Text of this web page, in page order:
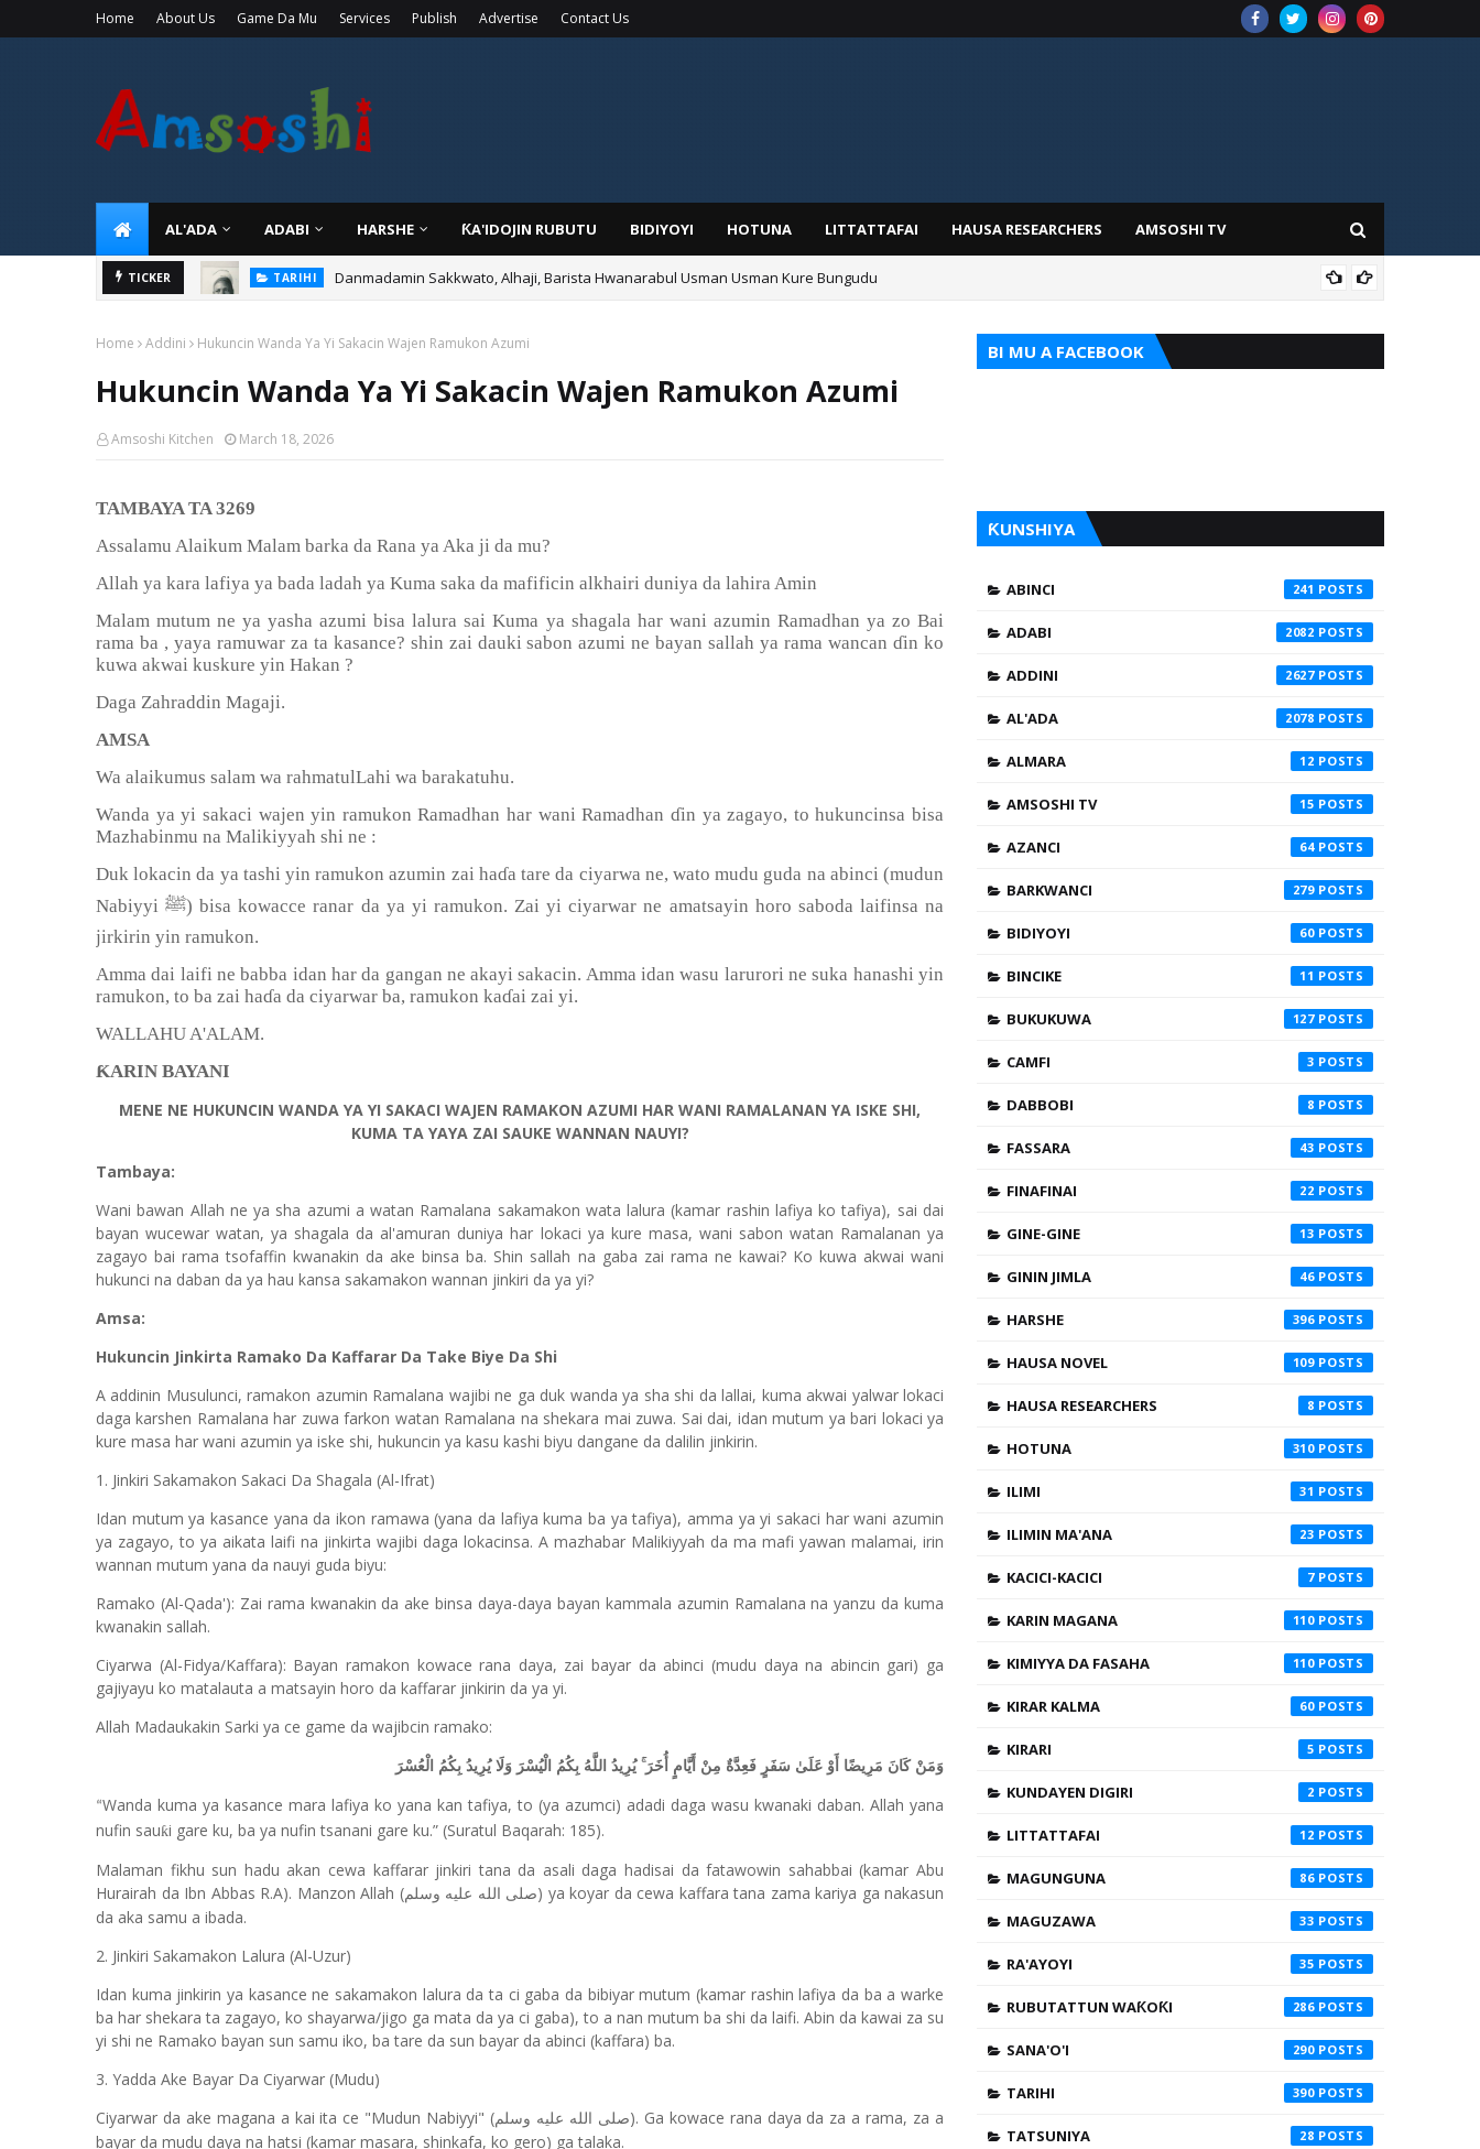
Home About Us Game Da Mu Services Publish Advertise Contact Us
AL'ADA ADABI HARSHE ƘA'IDOJIN RUBUTU BIDIYOYI HOTUNA LITTATTAFAI HAUSA RESEARCHERS AMSOSHI TV
TICKER TARIHI Danmadamin Sakkwato, Alhaji, Barista Hwanarabul Usman Usman Kure Bungudu
Home Addini Hukuncin Wanda Ya Yi Sakacin Wajen Ramukon Azumi
Hukuncin Wanda Ya Yi Sakacin Wajen Ramukon Azumi
Amsoshi Kitchen March 18, 2026
TAMBAYA TA 3269
Assalamu Alaikum Malam barka da Rana ya Aka ji da mu?
Allah ya kara lafiya ya bada ladah ya Kuma saka da mafificin alkhairi duniya da lahira Amin
Malam mutum ne ya yasha azumi bisa lalura sai Kuma ya shagala har wani azumin Ramadhan ya zo Bai
rama ba , yaya ramuwar za ta kasance? shin zai dauki sabon azumi ne bayan sallah ya rama wancanɗin ko
kuwa akwai kuskure yin Hakan ?
Daga Zahraddin Magaji.
AMSA
Wa alaikumus salam wa rahmatulLahi wa barakatuhu.
Wanda ya yi sakaci wajen yin ramukon Ramadhan har wani Ramadhan ɗin ya zagayo, to hukuncinsa bisa
Mazhabinmu na Malikiyyah shi ne :
Duk lokacin da ya tashi yin ramukon azumin zai haɗa tare da ciyarwa ne, wato mudu guda na abinci (mudun
Nabiyyiﷺ) bisa kowacce ranar da ya yi ramukon. Zai yi ciyarwar ne amatsayin horo saboda laifinsa na
jirkirin yin ramukon.
Amma dai laifi ne babba idan har da gangan ne akayi sakacin. Amma idan wasu larurori ne suka hanashi yin
ramukon, to ba zai haɗa da ciyarwar ba, ramukon kaɗai zai yi.
WALLAHU A'ALAM.
ƘARIN BAYANI
MENE NE HUKUNCIN WANDA YA YI SAKACI WAJEN RAMAKON AZUMI HAR WANI RAMALANAN YA ISKE SHI,
KUMA TA YAYA ZAI SAUKE WANNAN NAUYI?
Tambaya:
Wani bawan Allah ne ya sha azumi a watan Ramalana sakamakon wata lalura (kamar rashin lafiya ko tafiya), sai dai
bayan wucewar watan, ya shagala da al'amuran duniya har lokaci ya kure masa, wani sabon watan Ramalanan ya
zagayo bai rama tsofaffin kwanakin da ake binsa ba. Shin sallah na gaba zai rama ne kawai? Ko kuwa akwai wani
hukunci na daban da ya hau kansa sakamakon wannan jinkiri da ya yi?
Amsa:
Hukuncin Jinkirta Ramako Da Kaffarar Da Take Biye Da Shi
A addinin Musulunci, ramakon azumin Ramalana wajibi ne ga duk wanda ya sha shi da lallai, kuma akwai yalwar lokaci
daga karshen Ramalana har zuwa farkon watan Ramalana na shekara mai zuwa. Sai dai, idan mutum ya bari lokaci ya
kure masa har wani azumin ya iske shi, hukuncin ya kasu kashi biyu dangane da dalilin jinkirin.
1. Jinkiri Sakamakon Sakaci Da Shagala (Al-Ifrat)
Idan mutum ya kasance yana da ikon ramawa (yana da lafiya kuma ba ya tafiya), amma ya yi sakaci har wani azumin
ya zagayo, to ya aikata laifi na jinkirta wajibi daga lokacinsa. A mazhabar Malikiyyah da ma mafi yawan malamai, irin
wannan mutum yana da nauyi guda biyu:
Ramako (Al-Qada'): Zai rama kwanakin da ake binsa daya-daya bayan kammala azumin Ramalana na yanzu da kuma
kwanakin sallah.
Ciyarwa (Al-Fidya/Kaffara): Bayan ramakon kowace rana daya, zai bayar da abinci (mudu daya na abincin gari) ga
gajiyayu ko matalauta a matsayin horo da kaffarar jinkirin da ya yi.
Allah Madaukakin Sarki ya ce game da wajibcin ramako:
وَمَنْ كَانَ مَرِيضًا أَوْ عَلَىٰ سَفَرٍ فَعِدَّةٌ مِنْ أَيَّامٍ أُخَرَ ۚ يُرِيدُ اللَّهُ بِكُمُ الْيُسْرَ وَلَا يُرِيدُ بِكُمُ الْعُسْرَ
“Wanda kuma ya kasance mara lafiya ko yana kan tafiya, to (ya azumci) adadi daga wasu kwanaki daban. Allah yana
nufin sauƙi gare ku, ba ya nufin tsanani gare ku.” (Suratul Baqarah: 185).
Malaman fikhu sun hadu akan cewa kaffarar jinkiri tana da asali daga hadisai da fatawowin sahabbai (kamar Abu
Hurairah da Ibn Abbas R.A). Manzon Allah (صلى الله عليه وسلم) ya koyar da cewa kaffara tana zama kariya ga nakasun
da aka samu a ibada.
2. Jinkiri Sakamakon Lalura (Al-Uzur)
Idan kuma jinkirin ya kasance ne sakamakon lalura da ta ci gaba da bibiyar mutum (kamar rashin lafiya da ba a warke
ba har shekara ta zagayo, ko shayarwa/jigo ga mata da ya ci gaba), to a nan mutum ba shi da laifi. Abin da kawai za su
yi shi ne Ramako bayan sun samu iko, ba tare da sun bayar da abinci (kaffara) ba.
3. Yadda Ake Bayar Da Ciyarwar (Mudu)
Ciyarwar da ake magana a kai ita ce "Mudun Nabiyyi" (صلى الله عليه وسلم). Ga kowace rana daya da za a rama, za a
bayar da mudu daya na hatsi (kamar masara, shinkafa, ko gero) ga talaka.
BI MU A FACEBOOK
ƘUNSHIYA
ABINCI 241
ADABI 2082
ADDINI 2627
AL'ADA 2078
ALMARA 12
AMSOSHI TV 15
AZANCI 64
BARKWANCI 279
BIDIYOYI 60
BINCIKE 11
BUKUKUWA 127
CAMFI 3
DABBOBI 8
FASSARA 43
FINAFINAI 22
GINE-GINE 13
GININ JIMLA 46
HARSHE 396
HAUSA NOVEL 109
HAUSA RESEARCHERS 8
HOTUNA 310
ILIMI 31
ILIMIN MA'ANA 23
KACICI-KACICI 7
KARIN MAGANA 110
KIMIYYA DA FASAHA 110
KIRAR KALMA 60
KIRARI 5
KUNDAYEN DIGIRI 2
LITTATTAFAI 12
MAGUNGUNA 86
MAGUZAWA 33
RA'AYOYI 35
RUBUTATTUN WAƘOƘI 286
SANA'O'I 290
TARIHI 390
TATSUNIYA 28